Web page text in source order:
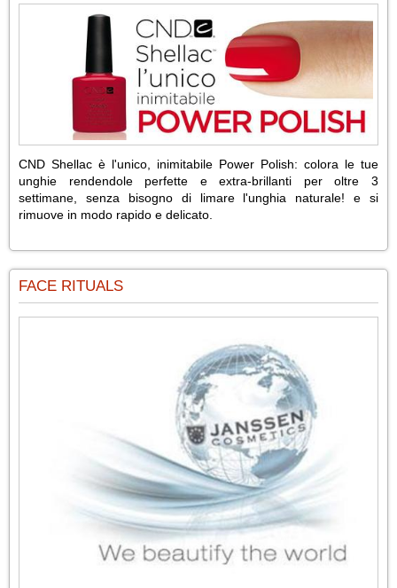
CND Shellac è l'unico, inimitabile Power Polish: colora le tue
unghie rendendole perfette e extra-brillanti per oltre 3
settimane, senza bisogno di limare l'unghia naturale! e si
rimuove in modo rapido e delicato.
FACE RITUALS